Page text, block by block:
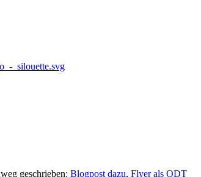
_silouette.svg
geschrieben: Blogpost dazu, Flyer als ODT